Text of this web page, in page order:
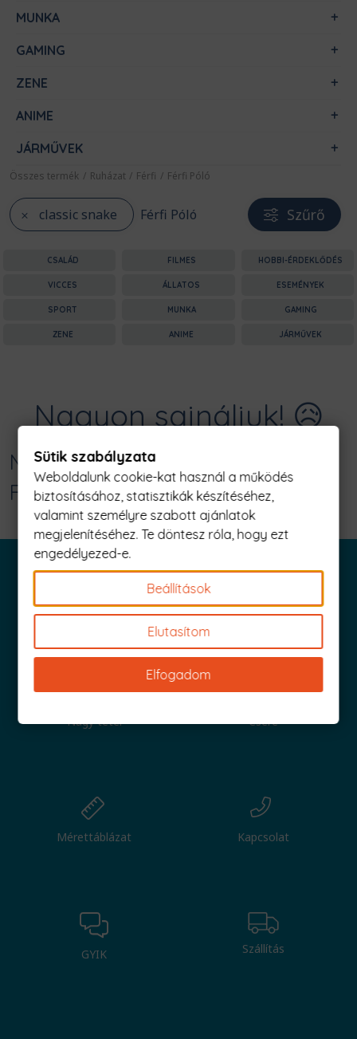
MUNKA
GAMING
ZENE
ANIME
JÁRMŰVEK
Összes termék / Ruházat / Férfi / Férfi Póló
classic snake Férfi Póló Szűrő
CSALÁD FILMES HOBBI-ÉRDEKLŐDÉS
VICCES ÁLLATOS ESEMÉNYEK
SPORT MUNKA GAMING
ZENE ANIME JÁRMŰVEK
Nagyon sajnáljuk! 😥
Nincs találat erre: "classic snake
Férfi Póló"
Iratkozz fel és küldjük is az 1000 Ft értékű kuponod!
Nagy tétel Csere
Mérettáblázat Kapcsolat
GYIK Szállítás
Sütik szabályzata
Weboldalunk cookie-kat használ a működés
biztosításához, statisztikák készítéséhez,
valamint személyre szabott ajánlatok
megjelenítéséhez. Te döntesz róla, hogy ezt
engedélyezed-e.
Beállítások
Elutasítom
Elfogadom